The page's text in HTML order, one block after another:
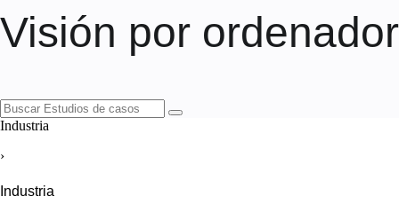
Visión por ordenador
Industria
›
Industria